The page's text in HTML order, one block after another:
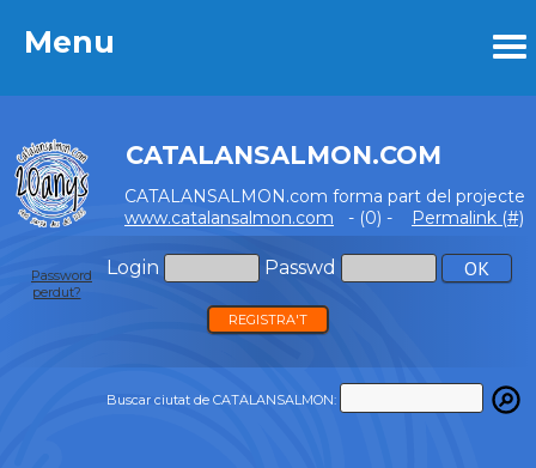
Menu
CATALANSALMON.COM
CATALANSALMON.com forma part del projecte
www.catalansalmon.com - (0) - Permalink (#)
Login Passwd
Password
perdut?
REGISTRA'T
Buscar ciutat de CATALANSALMON:
Menu